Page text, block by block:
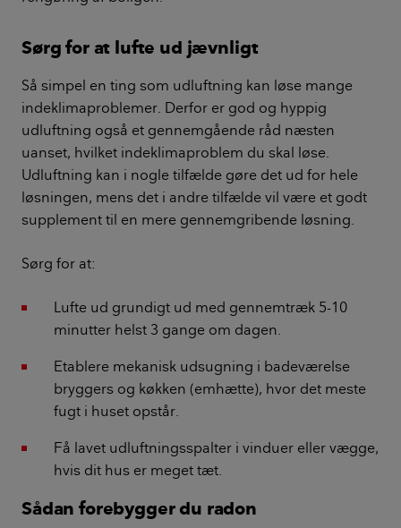
Sørg for at lufte ud jævnligt
Så simpel en ting som udluftning kan løse mange
indeklimaproblemer. Derfor er god og hyppig
udluftning også et gennemgående råd næsten
uanset, hvilket indeklimaproblem du skal løse.
Udluftning kan i nogle tilfælde gøre det ud for hele
løsningen, mens det i andre tilfælde vil være et godt
supplement til en mere gennemgribende løsning.
Sørg for at:
Lufte ud grundigt ud med gennemtræk 5-10
minutter helst 3 gange om dagen.
Etablere mekanisk udsugning i badeværelse
bryggers og køkken (emhætte), hvor det meste
fugt i huset opstår.
Få lavet udluftningsspalter i vinduer eller vægge,
hvis dit hus er meget tæt.
Sådan forebygger du radon